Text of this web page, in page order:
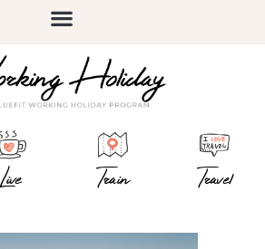
Live Train Travel